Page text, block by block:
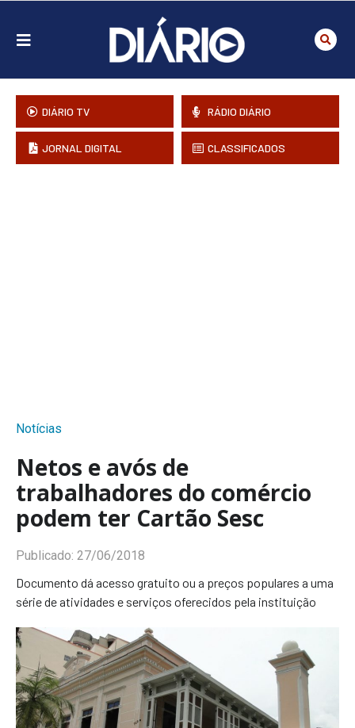
DIÁRIO TV RÁDIO DIÁRIO
JORNAL DIGITAL CLASSIFICADOS
Notícias
Netos e avós de
trabalhadores do comércio
podem ter Cartão Sesc
Publicado: 27/06/2018
Documento dá acesso gratuito ou a preços populares a uma
série de atividades e serviços oferecidos pela instituição